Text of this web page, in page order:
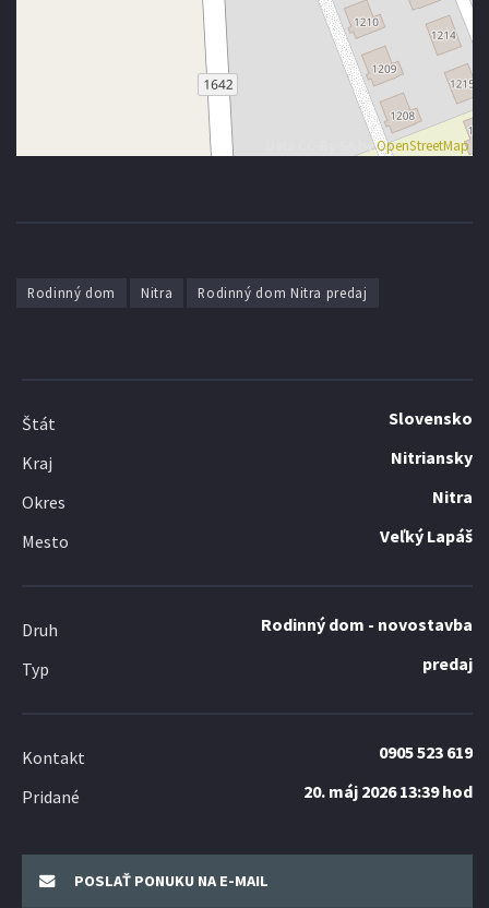
Data CC-By-SA byOpenStreetMap
Rodinný dom Nitra Rodinný dom Nitra predaj
Štát Slovensko
Kraj Nitriansky
Okres Nitra
Mesto Veľký Lapáš
Druh Rodinný dom - novostavba
Typ predaj
Kontakt 0905 523 619
Pridané 20. máj 2026 13:39 hod
POSLAŤ PONUKU NA E-MAIL